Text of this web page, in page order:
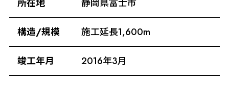
所在地 静岡県富士市
構造/規模 施工延長1,600m
竣工年月 2016年3月